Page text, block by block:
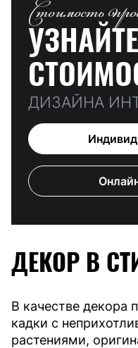
Стоимость
УЗНАЙТЕ
ДИЗАЙНА
ДЕКОР В
В качестве декора
кадки с
растениями,